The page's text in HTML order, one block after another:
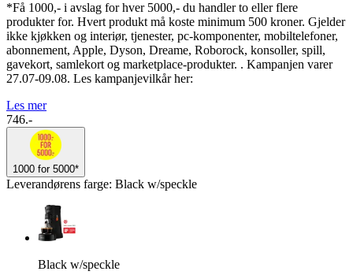
*Få 1000,- i avslag for hver 5000,- du handler to eller flere
produkter for. Hvert produkt må koste minimum 500 kroner. Gjelder
ikke kjøkken og interiør, tjenester, pc-komponenter, mobiltelefoner,
abonnement, Apple, Dyson, Dreame, Roborock, konsoller, spill,
gavekort, samlekort og marketplace-produkter. . Kampanjen varer
27.07-09.08. Les kampanjevilkår her:
Les mer
746.-
1000 for 5000*
Leverandørens farge: Black w/speckle
Black w/speckle